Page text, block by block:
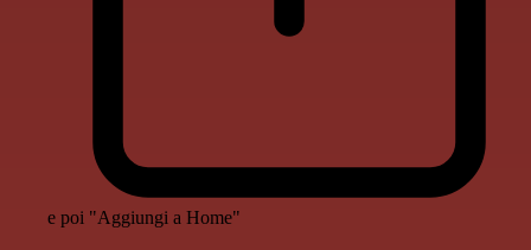
e poi "Aggiungi a Home"